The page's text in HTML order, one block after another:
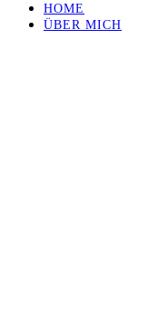
HOME
ÜBER MICH